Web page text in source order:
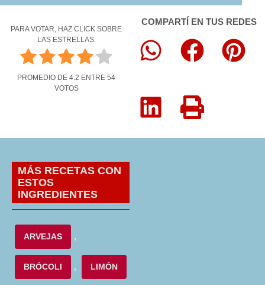
PARA VOTAR, HAZ CLICK SOBRE
LAS ESTRELLAS.
PROMEDIO DE 4.2 ENTRE 54
VOTOS
COMPARTÍ EN TUS REDES
MÁS RECETAS CON
ESTOS
INGREDIENTES
ARVEJAS ,
BRÓCOLI , LIMÓN